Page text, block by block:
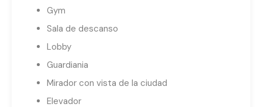
Gym
Sala de descanso
Lobby
Guardiania
Mirador con vista de la ciudad
Elevador